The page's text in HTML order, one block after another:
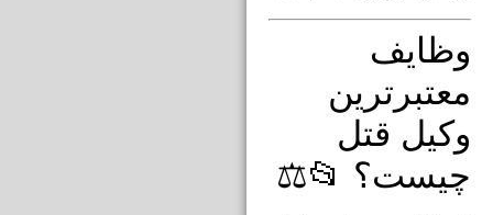
وظایف
معتبرترین
وکیل قتل
چیست؟ 📂⚖️